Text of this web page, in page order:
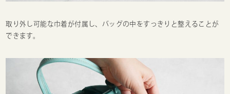
取り外し可能な巾着が付属し、バッグの中をすっきりと整えることが
できます。